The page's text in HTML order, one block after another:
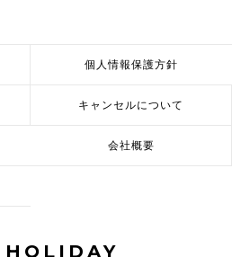
個人情報保護方針
キャンセルについて
会社概要
HOLIDAY